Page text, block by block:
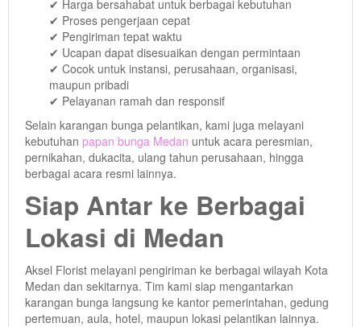
✔ Harga bersahabat untuk berbagai kebutuhan
✔ Proses pengerjaan cepat
✔ Pengiriman tepat waktu
✔ Ucapan dapat disesuaikan dengan permintaan
✔ Cocok untuk instansi, perusahaan, organisasi,
maupun pribadi
✔ Pelayanan ramah dan responsif
Selain karangan bunga pelantikan, kami juga melayani
kebutuhan papan bunga Medan untuk acara peresmian,
pernikahan, dukacita, ulang tahun perusahaan, hingga
berbagai acara resmi lainnya.
Siap Antar ke Berbagai
Lokasi di Medan
Aksel Florist melayani pengiriman ke berbagai wilayah Kota
Medan dan sekitarnya. Tim kami siap mengantarkan
karangan bunga langsung ke kantor pemerintahan, gedung
pertemuan, aula, hotel, maupun lokasi pelantikan lainnya.